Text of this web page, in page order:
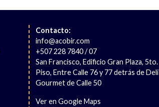
Contacto:
info@acobir.com
+507 228 7840 / 07
San Francisco, Edificio Gran Plaza, 5to.
Piso, Entre Calle 76 y 77 detrás de Deli
Gourmet de Calle 50
Ver en Google Maps